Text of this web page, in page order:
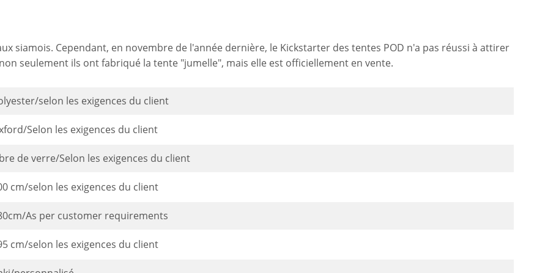
siamois. Cependant, en novembre de l'année dernière, le Kickstarter des tentes POD n'a pas réussi à attirer
seulement ils ont fabriqué la tente "jumelle", mais elle est officiellement en vente.
selon les exigences du client
Selon les exigences du client
de verre/Selon les exigences du client
cm/selon les exigences du client
As per customer requirements
cm/selon les exigences du client